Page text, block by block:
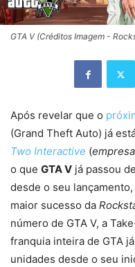
GTA V (Créditos Imagem -
Após revelar que o
(Grand Theft Auto) já
Two Interactive (
o que GTA V já passou de
desde o seu
maior sucesso da
número de GTA V, a
franquia inteira de GTA
unidades desde o seu